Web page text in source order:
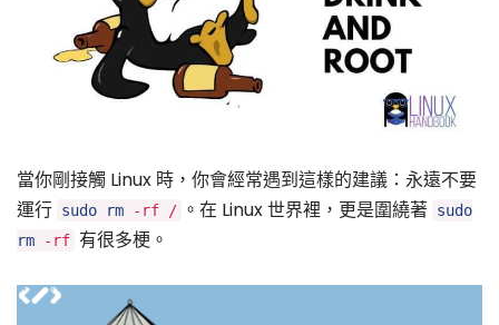
當你剛接觸 Linux 時，你會經常遇到這樣的建議：永遠不要
運行 sudo rm -rf / 。在 Linux 世界裡，更是圍繞著 sudo
rm -rf 有很多梗。